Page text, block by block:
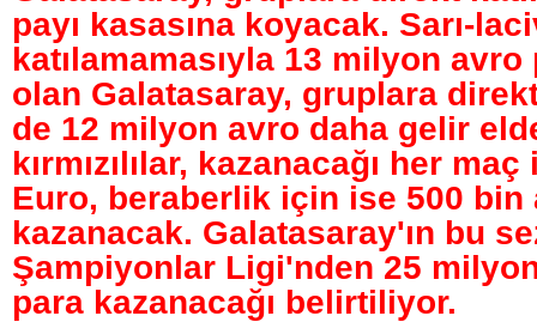
payı kasasına koyacak. Sarı-
katılamamasıyla 13 milyon
olan Galatasaray, gruplara direkt
de 12 milyon avro daha gelir
kırmızılılar, kazanacağı her
Euro, beraberlik için ise 500 bin
kazanacak. Galatasaray'ın bu
Şampiyonlar Ligi'nden 25
para kazanacağı belirtiliyor.